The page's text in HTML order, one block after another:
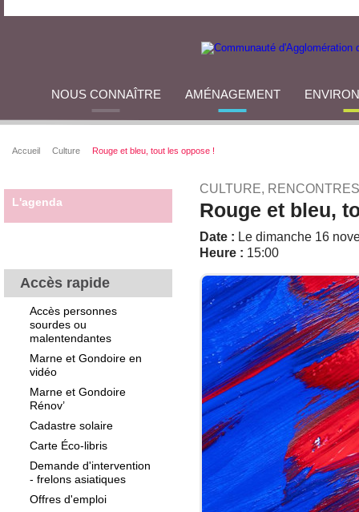
NOUS CONNAÎTRE AMÉNAGEMENT
Accueil Culture Rouge et bleu, tout les oppose !
L'agenda
Accès rapide
Accès personnes
sourdes ou
malentendantes
Marne et Gondoire en
vidéo
Marne et Gondoire
Rénov’
Cadastre solaire
Carte Éco-libris
Demande d'intervention
- frelons asiatiques
Offres d'emploi
CULTURE,
Rouge et bleu,
Date : Le dimanche 16
Heure : 15:00